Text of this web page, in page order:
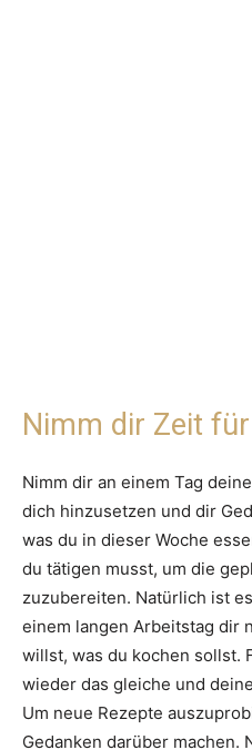
Nimm dir Zeit
Nimm dir an einem Tag
dich hinzusetzen und dir
was du in dieser Woche
du tätigen musst, um die
zuzubereiten. Natürlich ist
einem langen Arbeitstag dir
willst, was du kochen sollst.
wieder das gleiche und
Um neue Rezepte
Gedanken darüber machen.